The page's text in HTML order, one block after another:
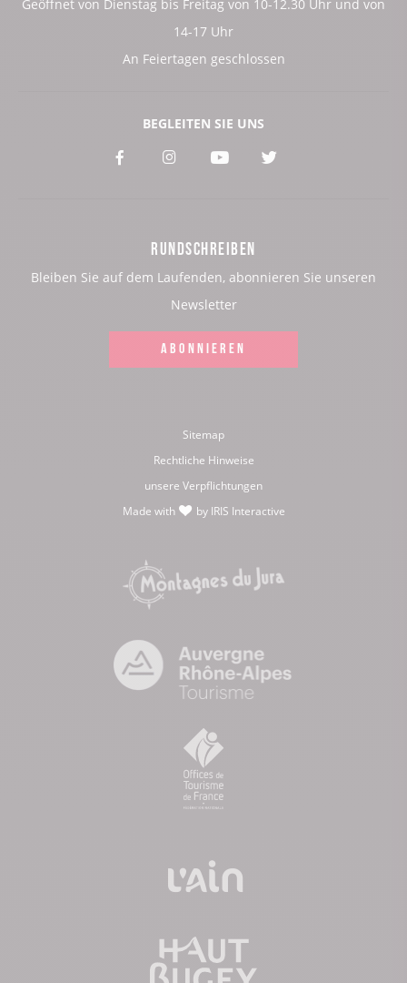
Geöffnet von Dienstag bis Freitag von 10-12.30 Uhr und von
14-17 Uhr
An Feiertagen geschlossen
BEGLEITEN SIE UNS
Voir
Facebook
Voir
Instagram
Voir
Youtube
Voir
RUNDSCHREIBEN
Bleiben Sie auf dem Laufenden, abonnieren Sie unseren
Newsletter
ABONNIEREN
Sitemap
Rechtliche Hinweise
unsere Verpflichtungen
Made with
by IRIS Interactive